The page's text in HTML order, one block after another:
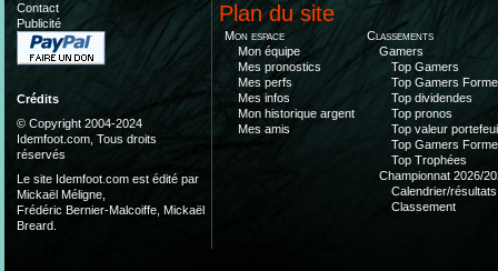
Contact
Publicité
Crédits
© Copyright 2004-2024
Idemfoot.com, Tous droits
réservés
Le site Idemfoot.com est édité par
Mickaël Méligne,
Frédéric Bernier-Malcoiffe, Mickaël
Breard.
Plan du site
Mon espace
Mon équipe
Mes pronostics
Mes perfs
Mes infos
Mon historique argent
Mes amis
Classements
Gamers
Top Gamers
Top Gamers Forme
Top dividendes
Top pronos
Top valeur
Top Gamers Forme
Top Trophées
Championnat 2026/
Calendrier/résultats
Classement